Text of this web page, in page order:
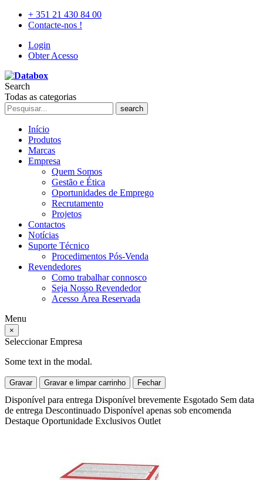
+ 351 21 430 84 00
Contacte-nos !
Login
Obter Acesso
Search
Todas as categorias
search
Início
Produtos
Marcas
Empresa
Quem Somos
Gestão e Ética
Oportunidades de Emprego
Recrutamento
Projetos
Contactos
Notícias
Suporte Técnico
Procedimentos Pós-Venda
Revendedores
Como trabalhar connosco
Seja Nosso Revendedor
Acesso Área Reservada
Menu
×
Seleccionar Empresa
Some text in the modal.
Gravar Gravar e limpar carrinho Fechar
Disponível para entrega Disponível brevemente Esgotado Sem data
de entrega Descontinuado Disponível apenas sob encomenda
Destaque Oportunidade Exclusivos Outlet